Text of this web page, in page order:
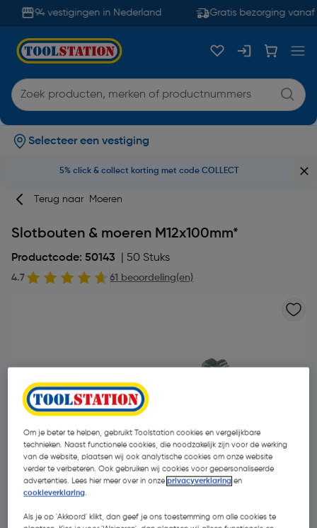
94 vestigingen in Nederland Gratis bezorging vanaf
Selecteer een vestiging
5% click & collect korting met code COLLECT
Terug naar Moeren
Slotbouten & moeren M12x100mm*
Productcode: 50143 | 50 Stuks
4.7 61 beoordeling(en)
Om je beter te helpen, gebruikt Toolstation cookies en vergelijkbare
technieken. Naast functionele cookies, die noodzakelijk zijn voor de werking
van de website, plaatsen wij ook analytische cookies om onze website
verder te verbeteren. Ook gebruiken wij cookies voor gepersonaliseerde
advertenties. Lees hier meer over in onzeprivacyverklaring en
cookieverklaring.
Als je op 'Akkoord' klikt, dan geef je ons toestemming om alle cookies te